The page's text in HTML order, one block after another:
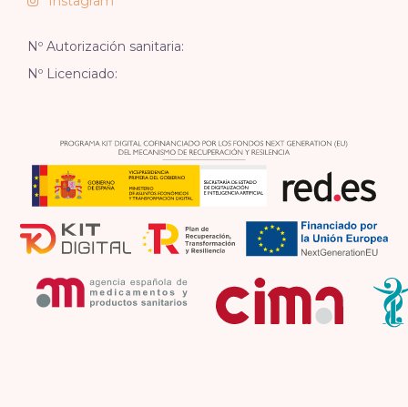
Nº Autorización sanitaria:
Nº Licenciado: